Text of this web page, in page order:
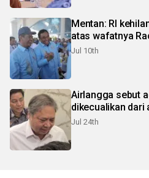
Mentan: RI
atas wafatnya
Jul 10th
Airlangga sebut
dikecualikan dari
Jul 24th